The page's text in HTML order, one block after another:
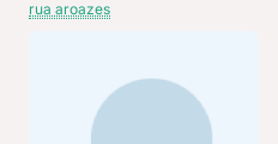
rua aroazes